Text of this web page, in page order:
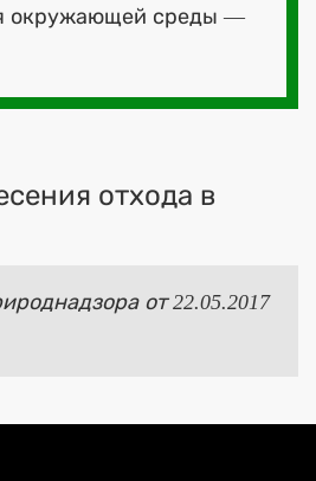
окружающей среды —
отхода в
от 22.05.2017